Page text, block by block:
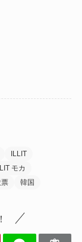
ILLIT
モカ
票 韓国